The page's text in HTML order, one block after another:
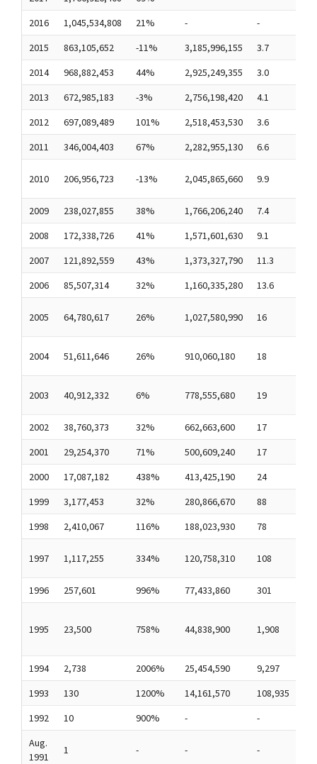
2016
1,045,534,808 21% - -
2015
863,105,652 -11% 3,185,996,155 3.7
2014
968,882,453 44% 2,925,249,355 3.0
2013
672,985,183 -3% 2,756,198,420 4.1
2012
697,089,489 101% 2,518,453,530 3.6
2011
346,004,403 67% 2,282,955,130 6.6
2010 206,956,723 -13% 2,045,865,660 9.9
2009
238,027,855 38% 1,766,206,240 7.4
2008
172,338,726 41% 1,571,601,630 9.1
2007
121,892,559 43% 1,373,327,790 11.3
2006
85,507,314 32% 1,160,335,280 13.6
2005 64,780,617 26% 1,027,580,990 16
2004 51,611,646 26% 910,060,180 18
2003 40,912,332 6% 778,555,680 19
2002
38,760,373 32% 662,663,600 17
2001
29,254,370 71% 500,609,240 17
2000
17,087,182 438% 413,425,190 24
1999
3,177,453 32% 280,866,670 88
1998
2,410,067 116% 188,023,930 78
1997 1,117,255 334% 120,758,310 108
1996
257,601 996% 77,433,860 301
1995 23,500 758% 44,838,900 1,908
1994
2,738 2006% 25,454,590 9,297
1993
130 1200% 14,161,570 108,935
1992
10 900% - -
Aug.
1991
1 - - -